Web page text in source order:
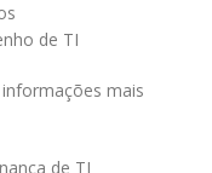
de TI
mais
de TI